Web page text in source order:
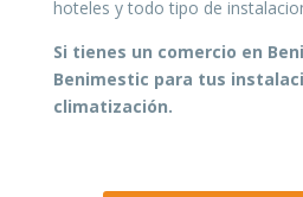
hoteles y todo tipo de
Si tienes un comercio en
Benimestic para tus
climatización.